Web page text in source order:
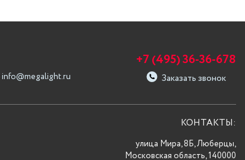
info@megalight.ru
+7 (495) 36-36-678
Заказать звонок
КОНТАКТЫ:
улица Мира, 8Б, Люберцы,
Московская область, 140000